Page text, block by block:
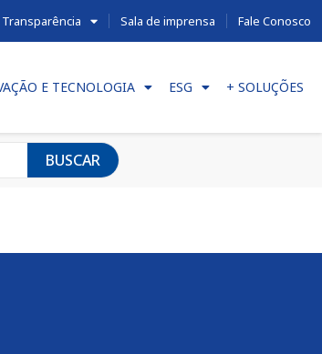
Transparência Sala de imprensa Fale Conosco
E TECNOLOGIA ESG + SOLUÇÕES
BUSCAR